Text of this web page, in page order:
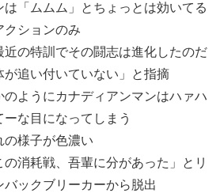
は「ムムム」とちょっとは効いてる
クションのみ
近の特訓でその闘志は進化したのだ
が追い付いていない」と指摘
ようにカナディアンマンはハァハ
な目になってしまう
の様子が色濃い
消耗戦、吾輩に分があった」とリ
バックブリーカーから脱出